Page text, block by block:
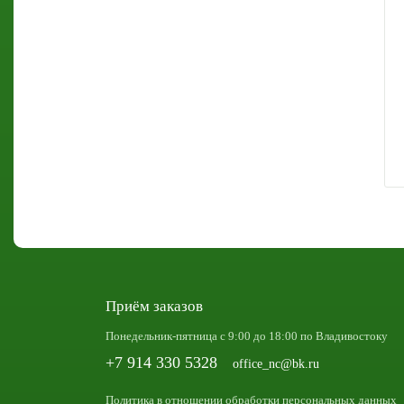
Приём заказов
Понедельник-пятница с 9:00 до 18:00 по Владивостоку
+7 914 330 5328 office_nc@bk.ru
Политика в отношении обработки персональных данных